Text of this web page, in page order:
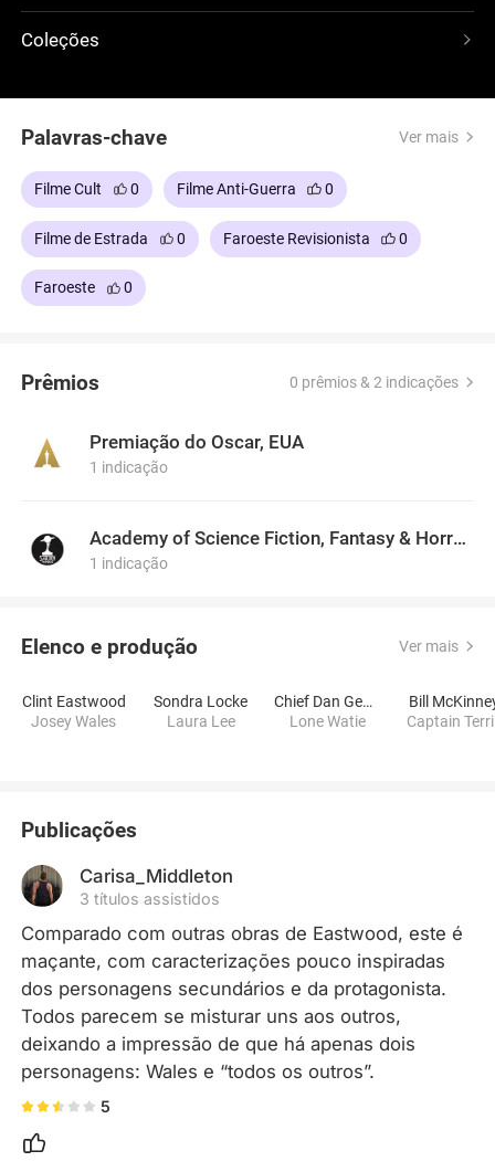
vingança, honra e camaradagem inesperada. Um
filme imperdível que comprova o brilhantismo de
câmeras!
Coleções
Palavras-chave Ver mais
Filme Cult 0 Filme Anti-Guerra 0
Filme de Estrada 0 Faroeste Revisionista 0
Faroeste 0
Prêmios 0 prêmios & 2 indicações
Premiação do Oscar, EUA
1 indicação
Academy of Science Fiction, Fantasy & Horror Films, USA
1 indicação
Elenco e produção Ver mais
Clint Eastwood
Josey Wales
Sondra Locke
Laura Lee
Chief Dan George
Lone Watie
Bill
Captain
Publicações
Carisa_Middleton
3 títulos assistidos
Comparado com outras obras de Eastwood, este é
maçante, com caracterizações pouco inspiradas
dos personagens secundários e da protagonista.
Todos parecem se misturar uns aos outros,
deixando a impressão de que há apenas dois
personagens: Wales e “todos os outros”.
5